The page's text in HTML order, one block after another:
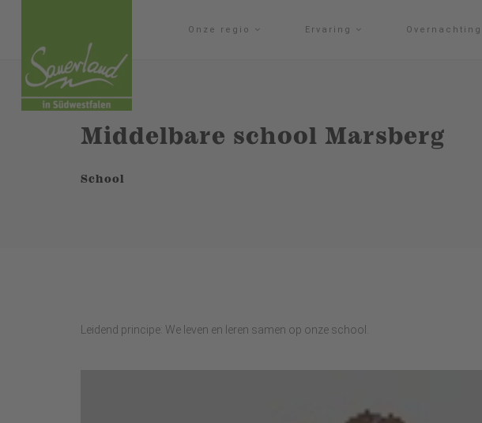
Onze regio Ervaring Overnachting
Middelbare school Marsberg
School
Leidend principe: We leven en leren samen op onze school.